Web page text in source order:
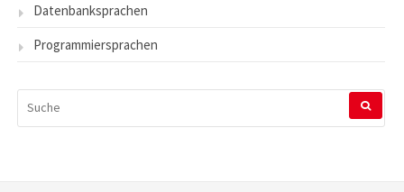
Datenbanksprachen
Programmiersprachen
NACH: